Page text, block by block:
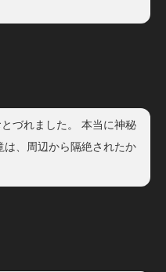
づれました。 本当に神秘
は、周辺から隔絶されたか